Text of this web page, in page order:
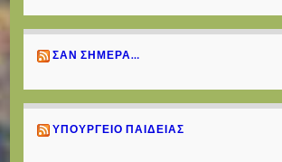
ΣΑΝ ΣΉΜΕΡΑ…
ΥΠΟΥΡΓΕΊΟ ΠΑΙΔΕΊΑΣ